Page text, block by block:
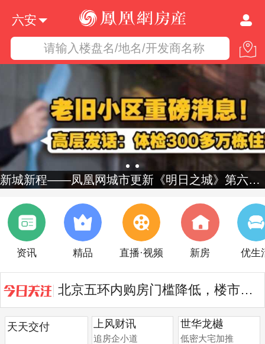
六安
请输入楼盘名/地名/开发商名称
新城新程——凤凰网城市更新《明日之城》第六季启幕
资讯 精品 直播·视频 新房 优生
北京五环内购房门槛降低，楼市再迎...
天天交付 上风财讯
追房企小道
世华龙樾
低密大宅加推